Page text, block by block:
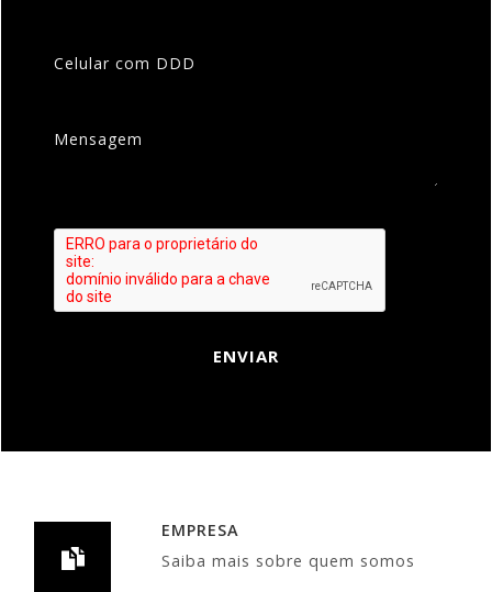
Celular com DDD
Mensagem
EMPRESA
Saiba mais sobre quem somos